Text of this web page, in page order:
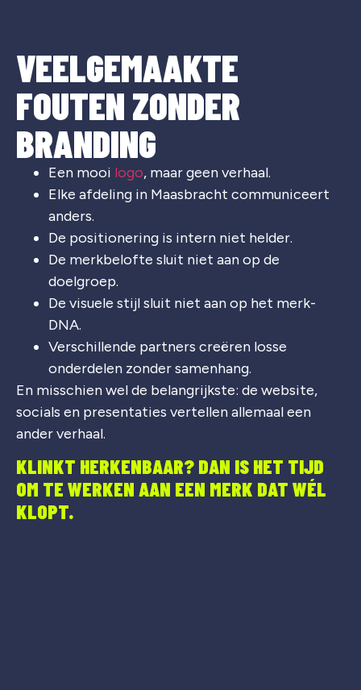
VEELGEMAAKTE
FOUTEN ZONDER
BRANDING
Een mooi logo, maar geen verhaal.
Elke afdeling in Maasbracht communiceert
anders.
De positionering is intern niet helder.
De merkbelofte sluit niet aan op de
doelgroep.
De visuele stijl sluit niet aan op het merk-
DNA.
Verschillende partners creëren losse
onderdelen zonder samenhang.
En misschien wel de belangrijkste: de website,
socials en presentaties vertellen allemaal een
ander verhaal.
KLINKT HERKENBAAR? DAN IS HET TIJD
OM TE WERKEN AAN EEN MERK DAT WÉL
KLOPT.